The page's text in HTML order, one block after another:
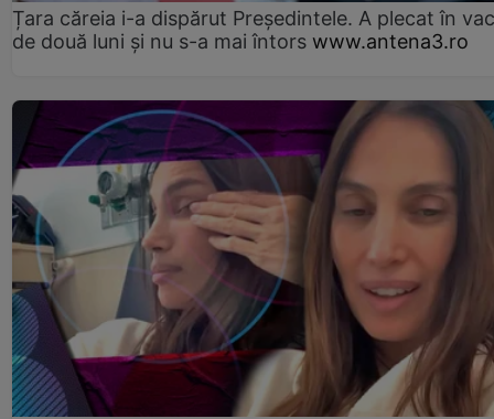
Țara căreia i-a dispărut Președintele. A plecat în
de două luni și nu s-a mai întors www.antena3.ro